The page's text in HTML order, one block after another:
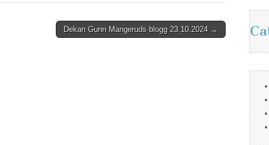
Dekan Gunn Mangeruds blogg 23.10.2024 →